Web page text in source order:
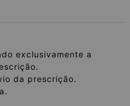
exclusivamente a
da prescrição.